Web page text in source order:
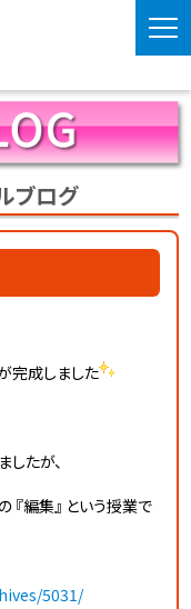
ブログ
完成しました
たが、
『編集』 という授業で
5031/